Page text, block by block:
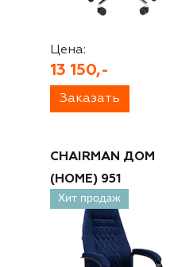
Цена:
13 150,-
Заказать
CHAIRMAN ДОМ
(HOME) 951
Хит продаж